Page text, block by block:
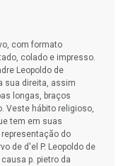
com formato
colado e impresso.
Leopoldo de
sua direita, assim
longas, braços
Veste hábito religioso,
tem em suas
do
de d'el P. Leopoldo de
p. pietro da